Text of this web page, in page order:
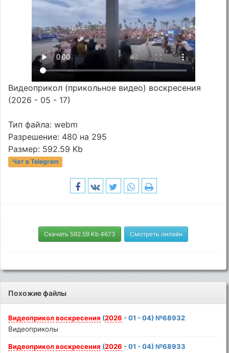
Видеоприкол (прикольное видео) воскресения
(2026 - 05 - 17)
Тип файла: webm
Разрешение: 480 на 295
Размер: 592.59 Kb
Чат в Telegram
Скачать 592.59 Kb 4673 Смотреть онлайн
Похожие файлы
Видеоприкол воскресения (2026 - 01 - 04) №68932
Видеоприколы
Видеоприкол воскресения (2026 - 01 - 04) №68933